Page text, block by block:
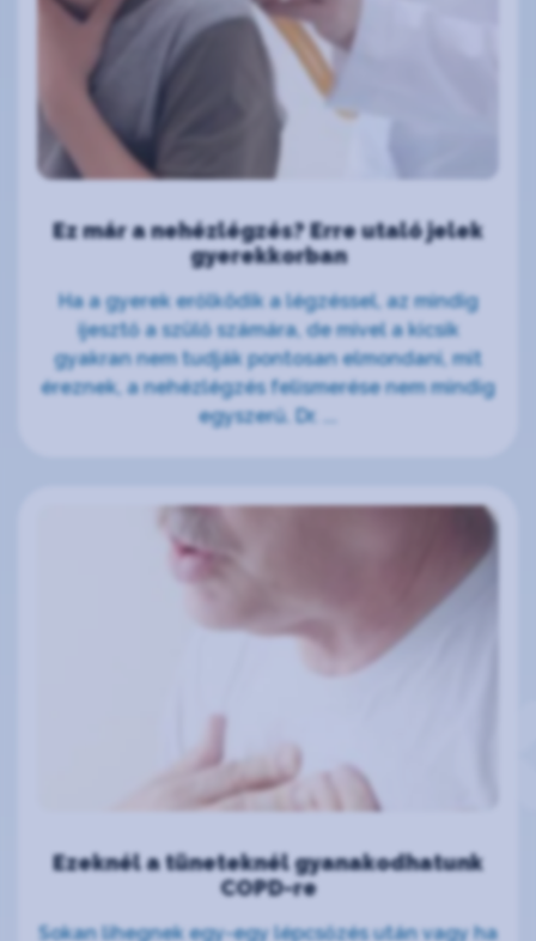
Ez már a nehézlégzés? Erre utaló jelek
gyerekkorban
Ha a gyerek erőlködik a légzéssel, az mindig
ijesztő a szülő számára, de mivel a kicsik
gyakran nem tudják pontosan elmondani, mit
éreznek, a nehézlégzés felismerése nem mindig
egyszerű. Dr. ...
Ezeknél a tüneteknél gyanakodhatunk
COPD-re
Sokan lihegnek egy-egy lépcsőzés után vagy ha